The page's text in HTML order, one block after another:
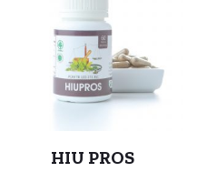
HIU PROS